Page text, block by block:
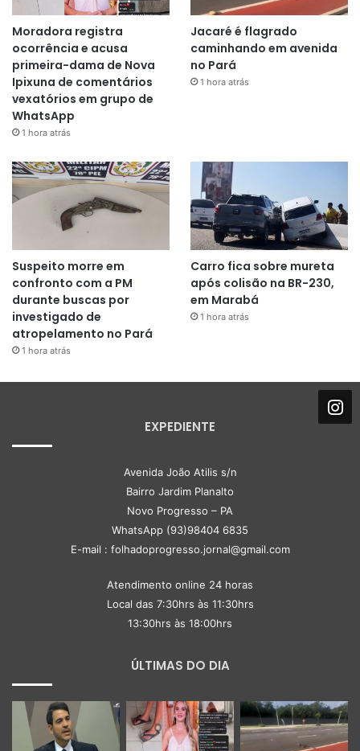
Moradora registra
ocorrência e acusa
primeira-dama de Nova
Ipixuna de comentários
vexatórios em grupo de
WhatsApp
1 hora atrás
Jacaré é flagrado
caminhando em avenida
no Pará
1 hora atrás
Suspeito morre em
confronto com a PM
durante buscas por
investigado de
atropelamento no Pará
1 hora atrás
Carro fica sobre mureta
após colisão na BR-230,
em Marabá
1 hora atrás
EXPEDIENTE
Avenida João Atilis s/n
Bairro Jardim Planalto
Novo Progresso – PA
WhatsApp (93)98404 6835
E-mail : folhadoprogresso.jornal@gmail.com
Atendimento online 24 horas
Local das 7:30hrs às 11:30hrs
13:30hrs às 18:00hrs
ÚLTIMAS DO DIA